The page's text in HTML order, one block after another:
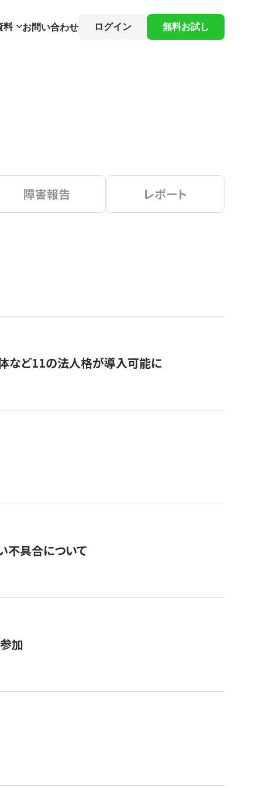
料 お問い合わせ ログイン 無料お試し
障害報告 レポート
体など11の法人格が導入可能に
不具合について
加